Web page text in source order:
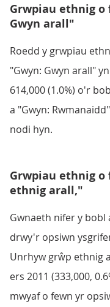
Grwpiau ethnig o
Gwyn arall"
Roedd y grwpiau
"Gwyn: Gwyn arall"
614,000 (1.0%) o'r
a "Gwyn:
nodi hyn.
Grwpiau ethnig o
ethnig arall,"
Gwnaeth nifer y
drwy'r opsiwn
Unrhyw grŵp ethnig
ers 2011 (333,000,
mwyaf o fewn yr